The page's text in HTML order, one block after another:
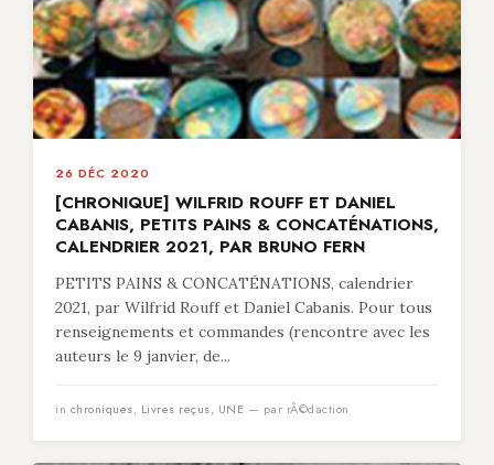
26 DÉC 2020
[CHRONIQUE] WILFRID ROUFF ET DANIEL
CABANIS, PETITS PAINS & CONCATÉNATIONS,
CALENDRIER 2021, PAR BRUNO FERN
PETITS PAINS & CONCATÉNATIONS, calendrier
2021, par Wilfrid Rouff et Daniel Cabanis. Pour tous
renseignements et commandes (rencontre avec les
auteurs le 9 janvier, de...
in chroniques, Livres reçus, UNE — par rÃ©daction